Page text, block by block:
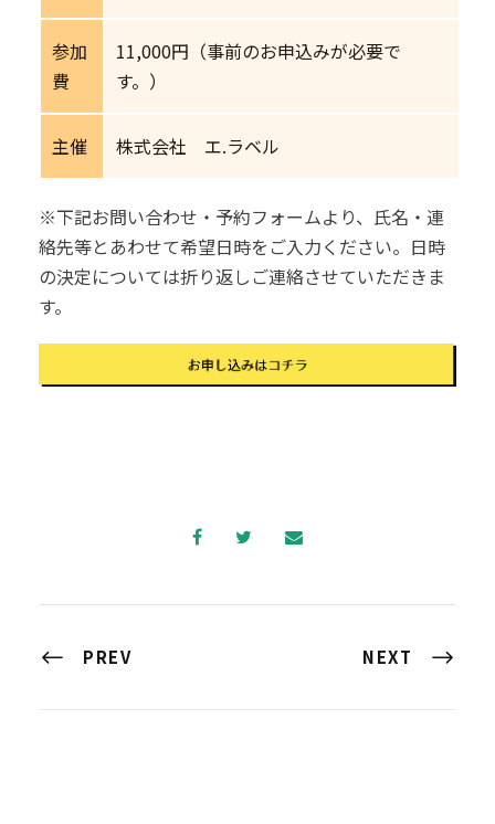
参加
費
11,000円（事前のお申込みが必要で
す。）
主催 株式会社 エ.ラベル
※下記お問い合わせ・予約フォームより、氏名・連
絡先等とあわせて希望日時をご入力ください。日時
の決定については折り返しご連絡させていただきま
す。
PREV NEXT